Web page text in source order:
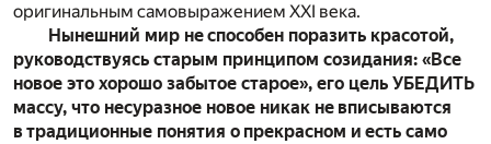
оригинальным самовыражением XXI века.
Нынешний мир не способен поразить красотой,
руководствуясь старым принципом созидания: «Все
новое это хорошо забытое старое», его цель УБЕДИТЬ
массу, что несуразное новое никак не вписываются
в традиционные понятия о прекрасном и есть само